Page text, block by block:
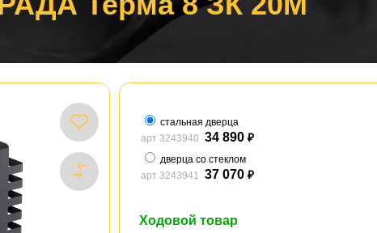
стальная дверца
арт 3243940 34 890 ₽
дверца со стеклом
арт 3243941 37 070 ₽
Ходовой товар